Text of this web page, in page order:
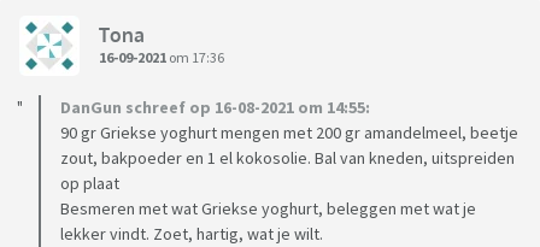
Tona
16-09-2021 om 17:36
DanGun schreef op 16-08-2021 om 14:55:
90 gr Griekse yoghurt mengen met 200 gr amandelmeel, beetje
zout, bakpoeder en 1 el kokosolie. Bal van kneden, uitspreiden
op plaat
Besmeren met wat Griekse yoghurt, beleggen met wat je
lekker vindt. Zoet, hartig, wat je wilt.